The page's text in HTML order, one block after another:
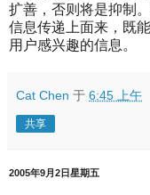
扩善，否则将是抑制
信息传递上面来，既
用户感兴趣的信息。
Cat Chen 于 6:45 上午
共享
2005年9月2日星期五